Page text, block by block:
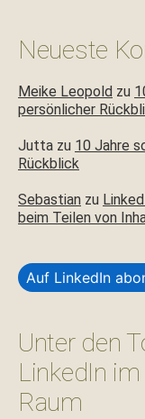
Neueste
Meike Leopold zu
persönlicher
Jutta zu 10 Jahre
Rückblick
Sebastian zu
beim Teilen von
Auf LinkedIn
Unter den
LinkedIn
Raum